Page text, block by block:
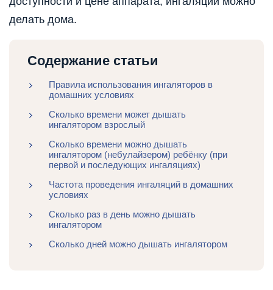
делать дома.
Содержание статьи
Правила использования ингаляторов в
домашних условиях
Сколько времени может дышать
ингалятором взрослый
Сколько времени можно дышать
ингалятором (небулайзером) ребёнку (при
первой и последующих ингаляциях)
Частота проведения ингаляций в домашних
условиях
Сколько раз в день можно дышать
ингалятором
Сколько дней можно дышать ингалятором